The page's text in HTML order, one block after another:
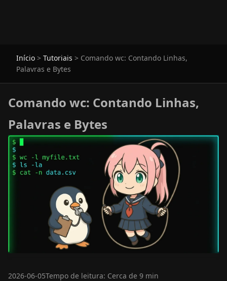
Início > Tutoriais > Comando wc: Contando Linhas,
Palavras e Bytes
Comando wc: Contando Linhas,
Palavras e Bytes
2026-06-05Tempo de leitura: Cerca de 9 min